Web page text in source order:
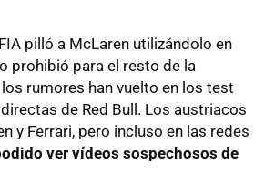
pilló a McLaren utilizándolo en
prohibió para el resto de la
rumores han vuelto en los test
de Red Bull. Los austriacos
y Ferrari, pero incluso en las redes
ver vídeos sospechosos de